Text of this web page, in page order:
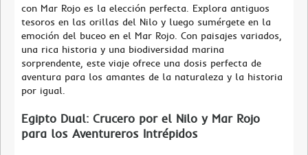
con Mar Rojo es la elección perfecta. Explora antiguos
tesoros en las orillas del Nilo y luego sumérgete en la
emoción del buceo en el Mar Rojo. Con paisajes variados,
una rica historia y una biodiversidad marina
sorprendente, este viaje ofrece una dosis perfecta de
aventura para los amantes de la naturaleza y la historia
por igual.
Egipto Dual: Crucero por el Nilo y Mar Rojo
para los Aventureros Intrépidos